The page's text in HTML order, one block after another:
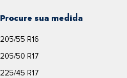
Procure sua medida
205/55 R16
205/50 R17
225/45 R17